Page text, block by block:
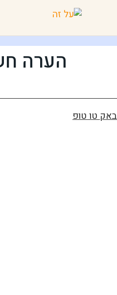
הערה
באק טו טופ